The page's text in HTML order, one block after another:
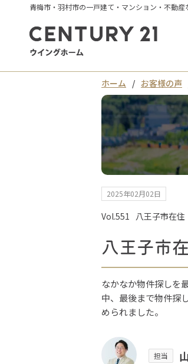
青梅市・羽村市の一戸建て・マンション・不動
ホーム お客様の声
2025年02月02日
Vol.551 八王子市在
八王子市
なかなか物件探しを
中、最後まで物件探
められました。
担当